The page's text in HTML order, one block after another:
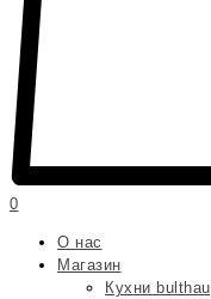
0
О нас
Магазин
Кухни